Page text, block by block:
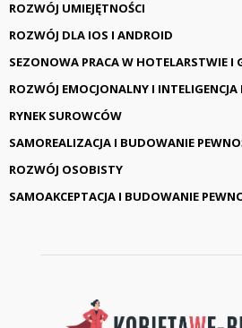
ROZWÓJ UMIEJĘTNOŚCI
ROZWÓJ DLA IOS I ANDROID
SEZONOWA PRACA W HOTELARSTWIE I
ROZWÓJ EMOCJONALNY I
RYNEK SUROWCÓW
SAMOREALIZACJA I BUDOWANIE
ROZWÓJ OSOBISTY
SAMOAKCEPTACJA I BUDOWANIE